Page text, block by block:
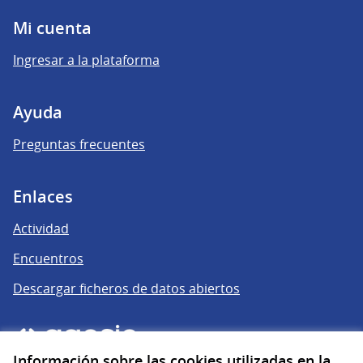
Mi cuenta
Ingresar a la plataforma
Ayuda
Preguntas frecuentes
Enlaces
Actividad
Encuentros
Descargar ficheros de datos abiertos